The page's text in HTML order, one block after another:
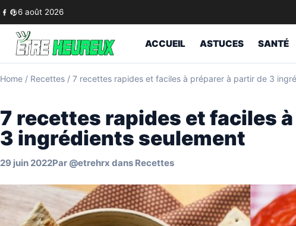
Skip to content
6 août 2026
ACCUEIL ASTUCES SANTÉ
Home / Recettes / 7 recettes rapides et faciles à préparer à partir de 3
7 recettes rapides et faciles
3 ingrédients seulement
29 juin 2022Par @etrehrx dans Recettes